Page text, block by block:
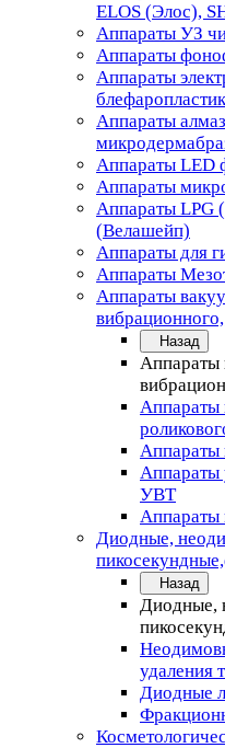
ELOS (Элос),
Аппараты УЗ
Аппараты
Аппараты
Аппараты
Аппараты LED
Аппараты
Аппараты LPG
(Велашейп)
Аппараты для
Аппараты
Аппараты
Назад
Аппараты
Аппараты
Аппараты
Аппараты
УВТ
Аппараты
Диодные,
Назад
Диодные,
удаления
Диодные